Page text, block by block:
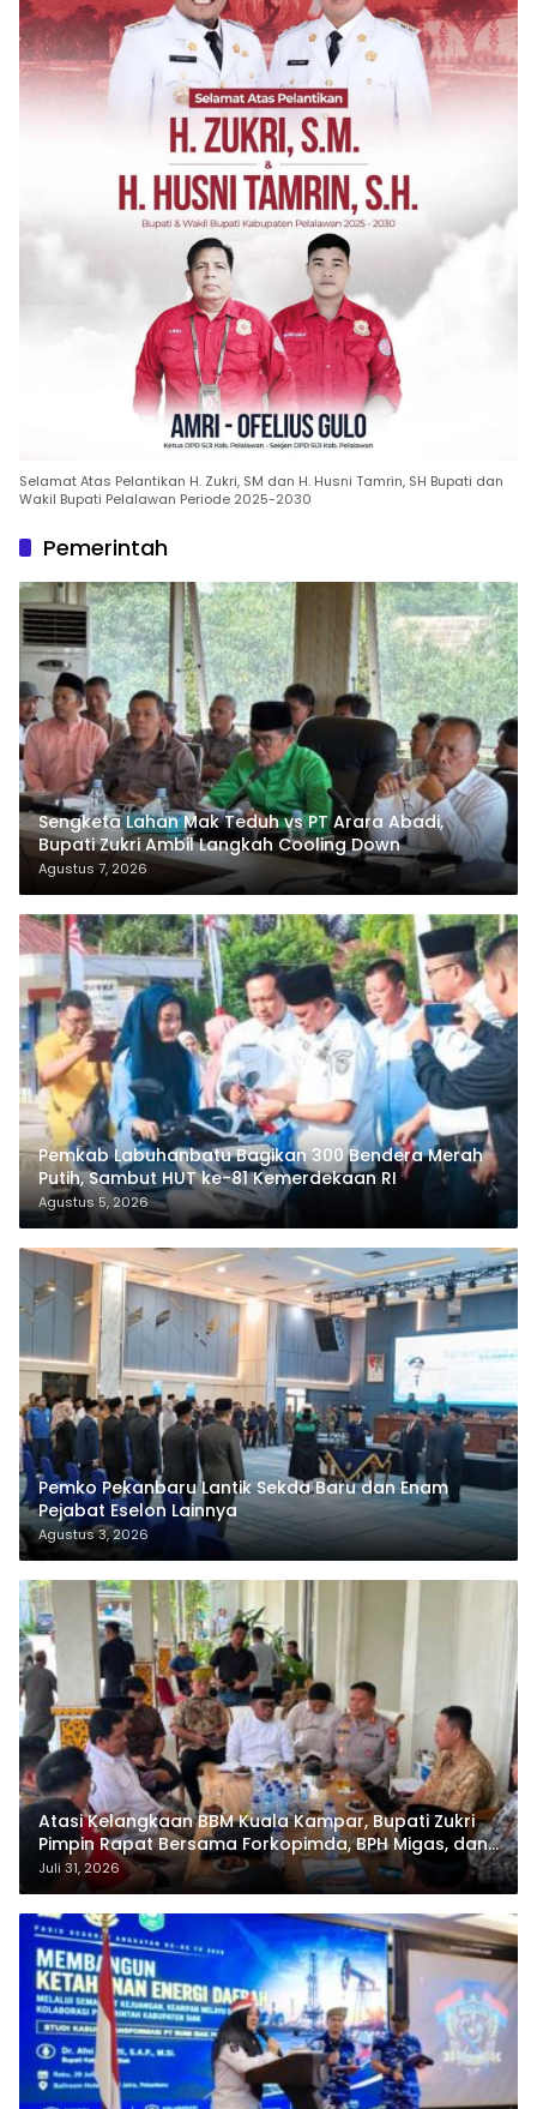
Selamat Atas Pelantikan H. Zukri, SM dan H. Husni Tamrin, SH Bupati dan
Wakil Bupati Pelalawan Periode 2025-2030
Pemerintah
Sengketa Lahan Mak Teduh vs PT Arara Abadi,
Bupati Zukri Ambil Langkah Cooling Down
Agustus 7, 2026
Pemkab Labuhanbatu Bagikan 300 Bendera Merah
Putih, Sambut HUT ke-81 Kemerdekaan RI
Agustus 5, 2026
Pemko Pekanbaru Lantik Sekda Baru dan Enam
Pejabat Eselon Lainnya
Agustus 3, 2026
Atasi Kelangkaan BBM Kuala Kampar, Bupati Zukri
Pimpin Rapat Bersama Forkopimda, BPH Migas, dan
Pertamina
Juli 31, 2026